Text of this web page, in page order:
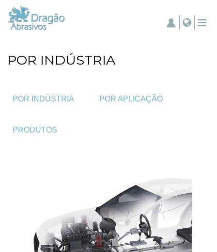
POR INDÚSTRIA
POR INDÚSTRIA POR APLICAÇÃO
PRODUTOS